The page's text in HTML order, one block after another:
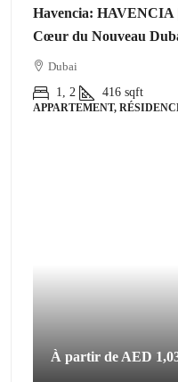
Havencia: HAVENCIA
Cœur du Nouveau
Dubai
1, 2
416 sqft
APPARTEMENT,
À partir de AED